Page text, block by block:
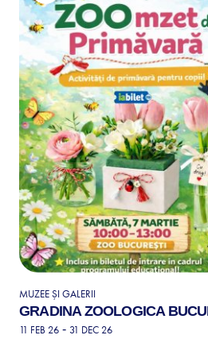
MUZEE ȘI GALERII
GRADINA ZOOLOGICA
11 FEB 26 - 31 DEC 26